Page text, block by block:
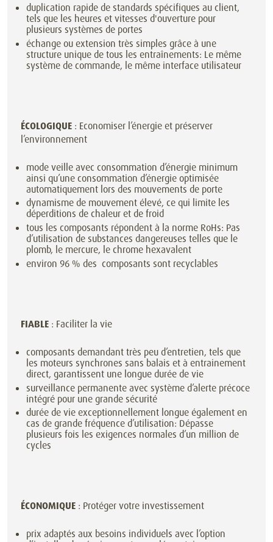
duplication rapide de standards spécifiques au client,
tels que les heures et vitesses d'ouverture pour
plusieurs systèmes de portes
échange ou extension très simples grâce à une
structure unique de tous les entraînements: Le même
système de commande, le même interface utilisateur
ÉCOLOGIQUE : Economiser l’énergie et préserver
l’environnement
mode veille avec consommation d’énergie minimum
ainsi qu’une consommation d’énergie optimisée
automatiquement lors des mouvements de porte
dynamisme de mouvement élevé, ce qui limite les
déperditions de chaleur et de froid
tous les composants répondent à la norme RoHs: Pas
d’utilisation de substances dangereuses telles que le
plomb, le mercure, le chrome hexavalent
environ 96 % des composants sont recyclables
FIABLE : Faciliter la vie
composants demandant très peu d’entretien, tels que
les moteurs synchrones sans balais et à entrainement
direct, garantissent une longue durée de vie
surveillance permanente avec système d’alerte précoce
intégré pour une grande sécurité
durée de vie exceptionnellement longue également en
cas de grande fréquence d’utilisation: Dépasse
plusieurs fois les exigences normales d’un million de
cycles
ÉCONOMIQUE : Protéger votre investissement
prix adaptés aux besoins individuels avec l’option